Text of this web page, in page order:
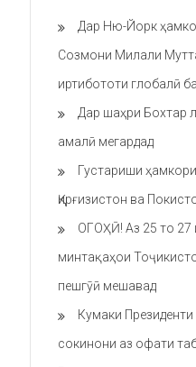
Дар Ню-Йорк
Созмони Милали
иртибототи глобалӣ
Дар шаҳри Бохтар
амалӣ мегардад
Густариши
Қирғизистон ва
ОГОҲӢ! Аз 25 то 27
минтақаҳои
пешгӯӣ мешавад
Кумаки
сокинони аз офати